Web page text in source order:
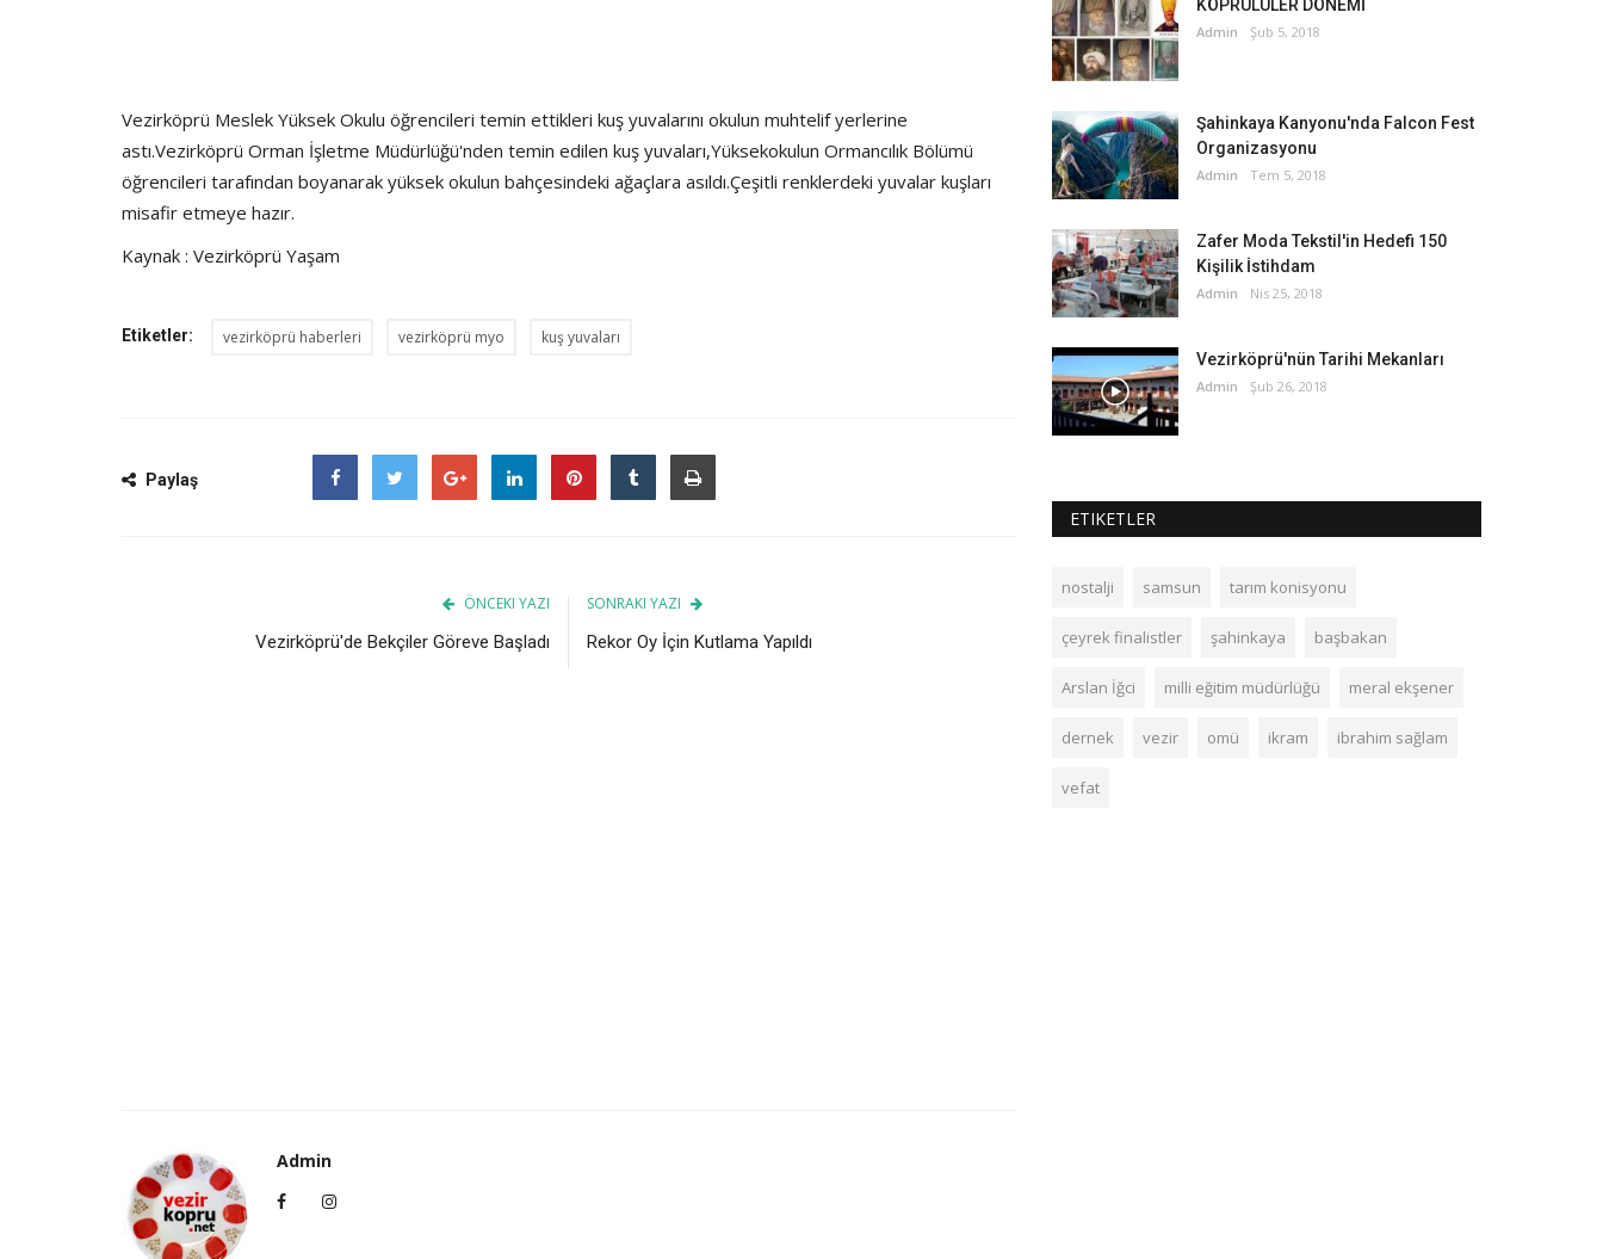
Vezirköprü Meslek Yüksek Okulu öğrencileri temin ettikleri kuş yuvalarını okulun muhtelif yerlerine
astı.Vezirköprü Orman İşletme Müdürlüğü'nden temin edilen kuş yuvaları,Yüksekokulun Ormancılık Bölümü
öğrencileri tarafından boyanarak yüksek okulun bahçesindeki ağaçlara asıldı.Çeşitli renklerdeki yuvalar kuşları
misafir etmeye hazır.
Kaynak : Vezirköprü Yaşam
Etiketler: vezirköprü haberleri vezirköprü myo kuş yuvaları
Paylaş
ÖNCEKI YAZI
Vezirköprü'de Bekçiler Göreve Başladı
SONRAKI YAZI
Rekor Oy İçin Kutlama Yapıldı
Admin
KÖPRÜLÜLER DÖNEMİ
Admin Şub 5, 2018
Şahinkaya Kanyonu'nda Falcon Fest
Organizasyonu
Admin Tem 5, 2018
Zafer Moda Tekstil'in Hedefi 150
Kişilik İstihdam
Admin Nis 25, 2018
Vezirköprü'nün Tarihi Mekanları
Admin Şub 26, 2018
ETIKETLER
nostalji samsun tarım konisyonu
çeyrek finalistler şahinkaya başbakan
Arslan İğci milli eğitim müdürlüğü meral ekşener
dernek vezir omü ikram ibrahim sağlam
vefat